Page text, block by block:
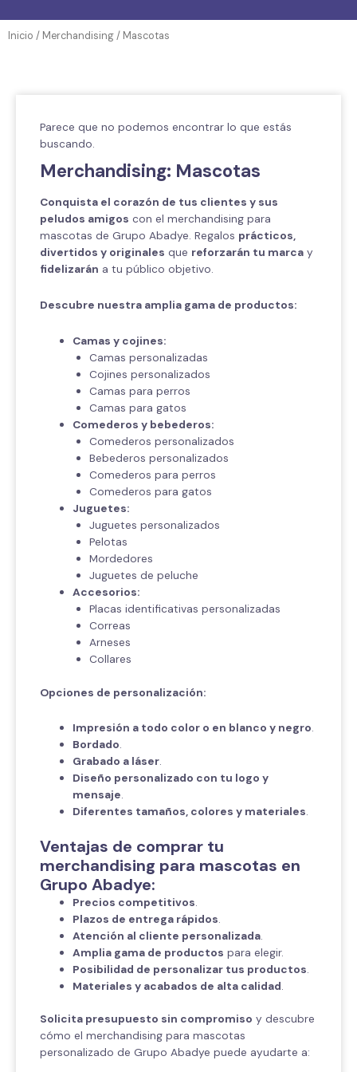
Inicio / Merchandising/ Mascotas
Parece que no podemos encontrar lo que estás
buscando.
Merchandising: Mascotas
Conquista el corazón de tus clientes y sus
peludos amigos con el merchandising para
mascotas de Grupo Abadye. Regalos prácticos,
divertidos y originales que reforzarán tu marca y
fidelizarán a tu público objetivo.
Descubre nuestra amplia gama de productos:
Camas y cojines:
Camas personalizadas
Cojines personalizados
Camas para perros
Camas para gatos
Comederos y bebederos:
Comederos personalizados
Bebederos personalizados
Comederos para perros
Comederos para gatos
Juguetes:
Juguetes personalizados
Pelotas
Mordedores
Juguetes de peluche
Accesorios:
Placas identificativas personalizadas
Correas
Arneses
Collares
Opciones de personalización:
Impresión a todo color o en blanco y negro.
Bordado.
Grabado a láser.
Diseño personalizado con tu logo y
mensaje.
Diferentes tamaños, colores y materiales.
Ventajas de comprar tu
merchandising para mascotas en
Grupo Abadye:
Precios competitivos.
Plazos de entrega rápidos.
Atención al cliente personalizada.
Amplia gama de productos para elegir.
Posibilidad de personalizar tus productos.
Materiales y acabados de alta calidad.
Solicita presupuesto sin compromiso y descubre
cómo el merchandising para mascotas
personalizado de Grupo Abadye puede ayudarte a: